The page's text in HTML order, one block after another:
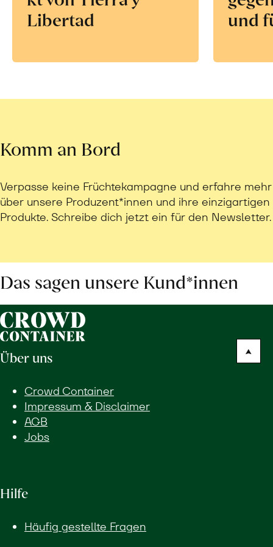
Libertad
und
Komm an Bord
Verpasse keine Früchtekampagne und erfahre mehr
über unsere Produzent*innen und ihre einzigartigen
Produkte. Schreibe dich jetzt ein für den Newsletter.
Das sagen unsere Kund*innen
Über uns
Crowd Container
Impressum & Disclaimer
AGB
Jobs
Hilfe
Häufig gestellte Fragen